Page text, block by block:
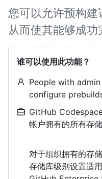
您可以允许预构建
从而使其能够成功
谁可以使用此功能？
People with
configure
GitHub
帐户拥有的所有存储
对于组织拥有的存
存储库级别设置适